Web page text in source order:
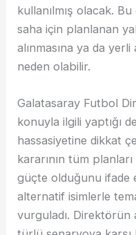
kullanılmış olacak.
saha için planlanan
alınmasına ya da
neden olabilir.
Galatasaray Futbol
konuyla ilgili yaptığı
hassasiyetine dikkat
kararının tüm
güçte olduğunu ifade
alternatif isimlerle
vurguladı. Direktörün